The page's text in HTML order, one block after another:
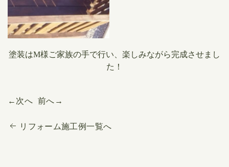
塗装はM様ご家族の手で行い、楽しみながら完成させまし
た！
←次へ 前へ→
リフォーム施工例一覧へ